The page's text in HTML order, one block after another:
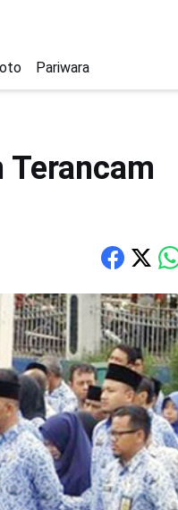
Pariwara
Terancam